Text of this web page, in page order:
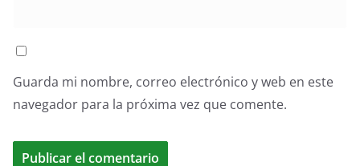
Guarda mi nombre, correo electrónico y web en este
navegador para la próxima vez que comente.